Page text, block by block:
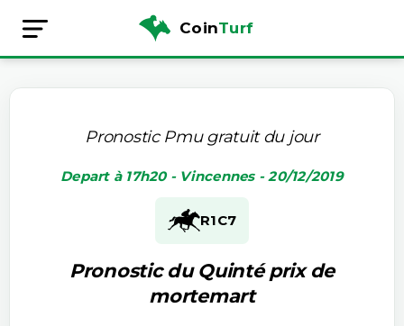
CoinTurf
Pronostic Pmu gratuit du jour
Depart à 17h20 - Vincennes - 20/12/2019
R1C7
Pronostic du Quinté prix de
mortemart